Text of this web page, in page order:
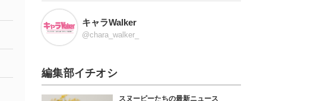
キャラWalker
@chara_walker_
編集部イチオシ
スヌーピーたちの最新ニュース